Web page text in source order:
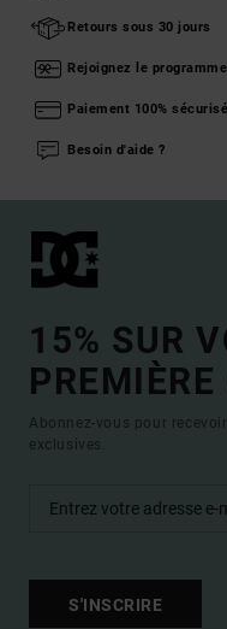
Retours sous 30 jours
Rejoignez le
Paiement 100% sécurisé
Besoin d'aide ?
15% SUR
Abonnez-vous pour
exclusives.
S'INSCRIRE